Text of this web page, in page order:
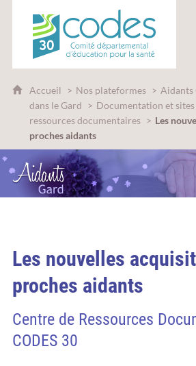
CoDES 30 - Comité
Accueil Nos plateformes Aidants
dans le Gard
Documentation et
ressources documentaires
Les
proches aidants
Les nouvelles
proches aidants
Centre de Ressources
CODES 30